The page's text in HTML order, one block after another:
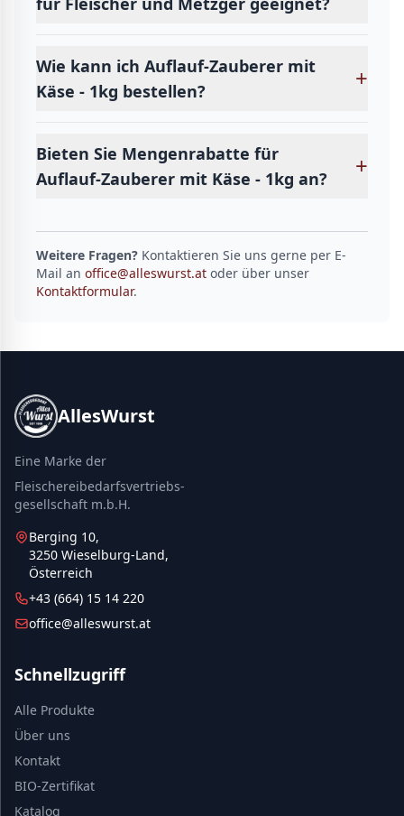
Wie kann ich Auflauf-Zauberer mit
Käse - 1kg bestellen?
+
Bieten Sie Mengenrabatte für
Auflauf-Zauberer mit Käse - 1kg an?
+
Weitere Fragen? Kontaktieren Sie uns gerne per E-
Mail an office@alleswurst.at oder über unser
Kontaktformular.
AllesWurst
Eine Marke der
Fleischereibedarfsvertriebs-
gesellschaft m.b.H.
Berging 10,
3250 Wieselburg-Land,
Österreich
+43 (664) 15 14 220
office@alleswurst.at
Schnellzugriff
Alle Produkte
Über uns
Kontakt
BIO-Zertifikat
Katalog